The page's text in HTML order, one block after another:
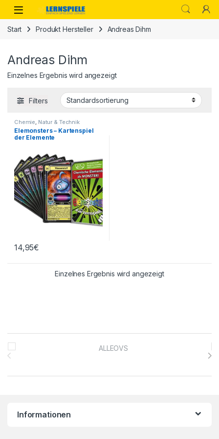
Skip to navigation
Skip to content
Start Produkt Hersteller Andreas Dihm
Andreas Dihm
Einzelnes Ergebnis wird angezeigt
Filters
Chemie Natur & Technik
Elemonsters – Kartenspiel
der Elemente
14,95€
Einzelnes Ergebnis wird angezeigt
Brands Carousel
Informationen